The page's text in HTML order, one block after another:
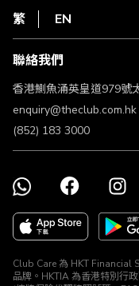
HKT
使用條款
條款及細則
不歧視及不騷擾聲明
認可牌照及通告
繁 EN
聯絡我們
香港鰂魚涌英皇道979號
enquiry@theclub.com.hk
(852) 183 3000
Club Care 為 HKT Financial
品牌。HKTIA 為香港特別行